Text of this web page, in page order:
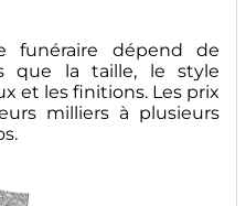
funéraire dépend de
que la taille, le style
et les finitions. Les prix
milliers à plusieurs